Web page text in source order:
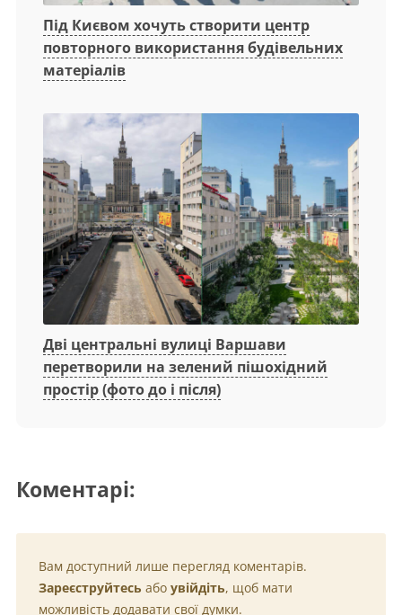
Під Києвом хочуть створити центр
повторного використання будівельних
матеріалів
Дві центральні вулиці Варшави
перетворили на зелений пішохідний
простір (фото до і після)
Коментарі:
Вам доступний лише перегляд коментарів.
Зареєструйтесь або увійдіть, щоб мати
можливість додавати свої думки.